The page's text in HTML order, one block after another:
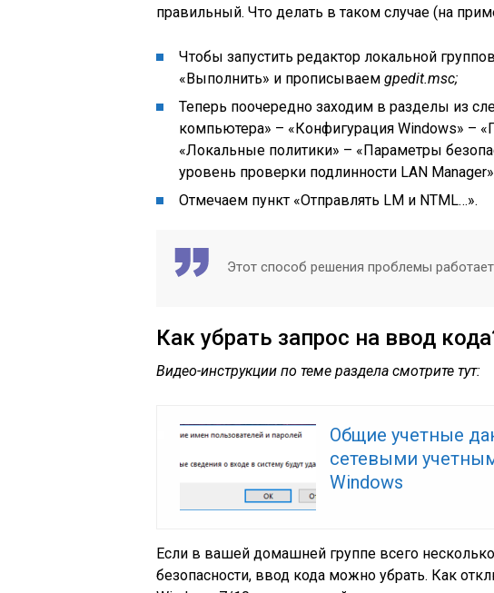
правильный. Что делать в таком случае (на
Чтобы запустить редактор локальной
«Выполнить» и прописываем gpedit.msc;
Теперь поочередно заходим в разделы из
компьютера» – «Конфигурация Windows» –
«Локальные политики» – «Параметры
уровень проверки подлинности LAN
Отмечаем пункт «Отправлять LM и NTML…».
Этот способ решения проблемы
Как убрать запрос на ввод
Видео-инструкции по теме раздела смотрите тут:
Общие учетные
сетевыми
Windows
Если в вашей домашней группе всего
безопасности, ввод кода можно убрать. Как